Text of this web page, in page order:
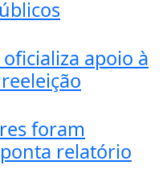
oficializa apoio à
foram
relatório